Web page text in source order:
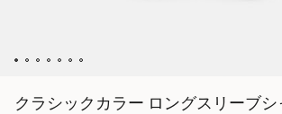
クラシックカラー ロングスリーブシ